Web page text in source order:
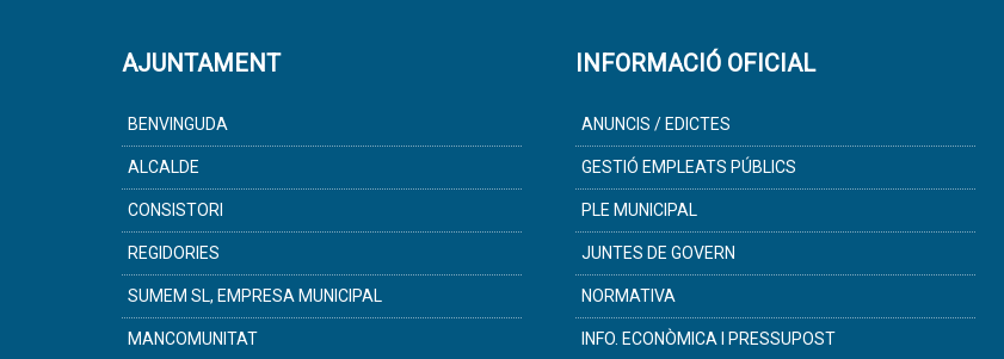
AJUNTAMENT
BENVINGUDA
ALCALDE
CONSISTORI
REGIDORIES
SUMEM SL, EMPRESA MUNICIPAL
MANCOMUNITAT
INFORMACIÓ OFICIAL
ANUNCIS / EDICTES
GESTIÓ EMPLEATS PÚBLICS
PLE MUNICIPAL
JUNTES DE GOVERN
NORMATIVA
INFO. ECONÒMICA I PRESSUPOST